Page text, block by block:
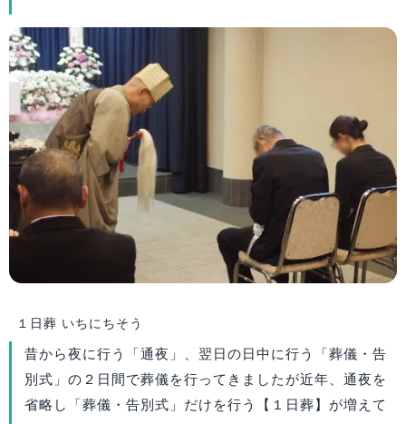
１日葬 いちにちそう
昔から夜に行う「通夜」、翌日の日中に行う「葬儀・告
別式」の２日間で葬儀を行ってきましたが近年、通夜を
省略し「葬儀・告別式」だけを行う【１日葬】が増えて